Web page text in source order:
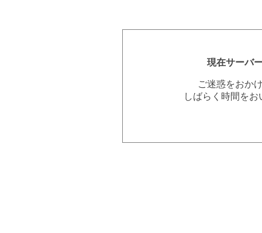
現在サーバ
ご迷惑をおか
しばらく時間を